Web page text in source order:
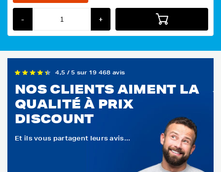
- +
4,5 / 5 sur 19 468 avis
NOS CLIENTS AIMENT LA
QUALITÉ À PRIX
DISCOUNT
Et ils vous partagent leurs avis...